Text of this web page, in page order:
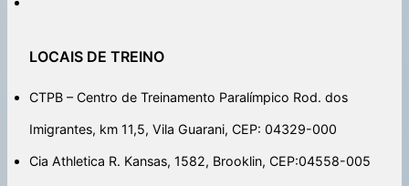
LOCAIS DE TREINO
CTPB – Centro de Treinamento Paralímpico Rod. dos
Imigrantes, km 11,5, Vila Guarani, CEP: 04329-000
Cia Athletica R. Kansas, 1582, Brooklin, CEP:04558-005